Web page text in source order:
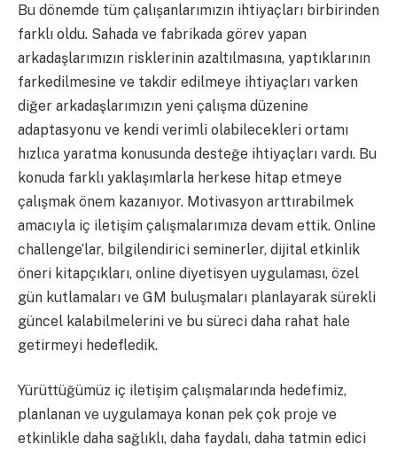
Bu dönemde tüm çalışanlarımızın ihtiyaçları birbirinden
farklı oldu. Sahada ve fabrikada görev yapan
arkadaşlarımızın risklerinin azaltılmasına, yaptıklarının
farkedilmesine ve takdir edilmeye ihtiyaçları varken
diğer arkadaşlarımızın yeni çalışma düzenine
adaptasyonu ve kendi verimli olabilecekleri ortamı
hızlıca yaratma konusunda desteğe ihtiyaçları vardı. Bu
konuda farklı yaklaşımlarla herkese hitap etmeye
çalışmak önem kazanıyor. Motivasyon arttırabilmek
amacıyla iç iletişim çalışmalarımıza devam ettik. Online
challenge’lar, bilgilendirici seminerler, dijital etkinlik
öneri kitapçıkları, online diyetisyen uygulaması, özel
gün kutlamaları ve GM buluşmaları planlayarak sürekli
güncel kalabilmelerini ve bu süreci daha rahat hale
getirmeyi hedefledik.
Yürüttüğümüz iç iletişim çalışmalarında hedefimiz,
planlanan ve uygulamaya konan pek çok proje ve
etkinlikle daha sağlıklı, daha faydalı, daha tatmin edici